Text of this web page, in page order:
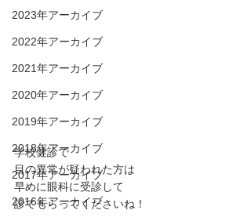
2023年アーカイブ
2022年アーカイブ
2021年アーカイブ
2020年アーカイブ
2019年アーカイブ
2018年アーカイブ
2017年アーカイブ
2016年アーカイブ
学校健診で
目の異常が疑われた方は
早めに眼科に受診して
診てもらってくださいね！